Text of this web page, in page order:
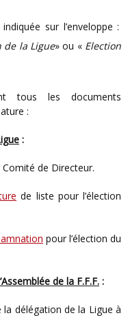
sur l’enveloppe :
de la Ligue» ou « Election
:
:
Comité de Directeur.
de liste pour l’élection
pour l’élection du
de la F.F.F. :
la délégation de la Ligue à